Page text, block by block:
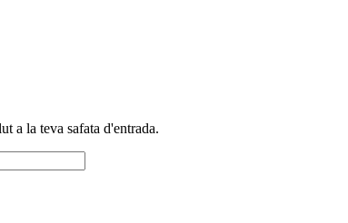
a la teva safata d'entrada.